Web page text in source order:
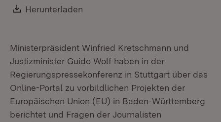
Download:
Herunterladen
Ministerpräsident Winfried Kretschmann und
Justizminister Guido Wolf haben in der
Regierungspressekonferenz in Stuttgart über das
Online-Portal zu vorbildlichen Projekten der
Europäischen Union (EU) in Baden-Württemberg
berichtet und Fragen der Journalisten